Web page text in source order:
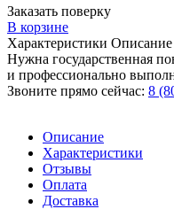
Заказать поверку
В корзине
Характеристики Описание
Нужна государственная
и профессионально
Звоните прямо сейчас: 8
Описание
Характеристики
Отзывы
Оплата
Доставка